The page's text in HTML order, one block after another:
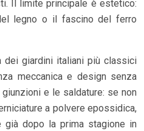
Il limite principale è estetico:
legno o il fascino del ferro
dei giardini italiani più classici
meccanica e design senza
e le saldature: se non
a polvere epossidica,
già dopo la prima stagione in